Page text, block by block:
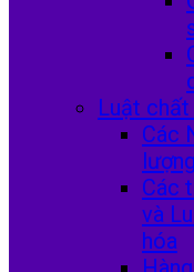
Luật
Các
Các
và
hóa